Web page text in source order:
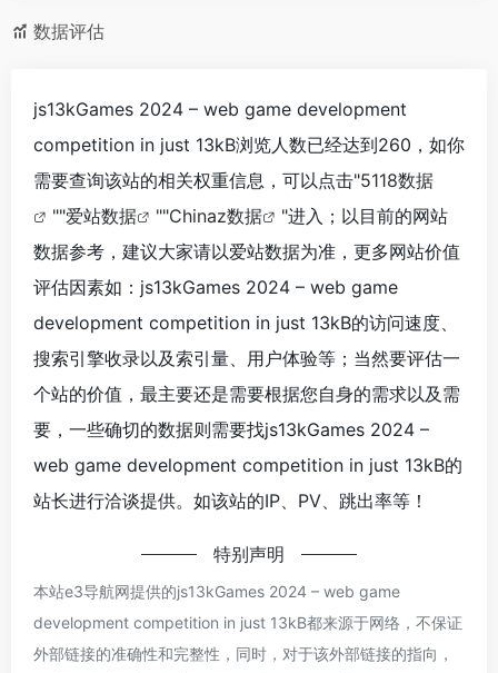
数据评估
js13kGames 2024 – web game development
competition in just 13kB浏览人数已经达到260，如你
需要查询该站的相关权重信息，可以点击"5118数据
""爱站数据 ""Chinaz数据
"进入；以目前的网站
数据参考，建议大家请以爱站数据为准，更多网站价值
评估因素如：js13kGames 2024 – web game
development competition in just 13kB的访问速度、
搜索引擎收录以及索引量、用户体验等；当然要评估一
个站的价值，最主要还是需要根据您自身的需求以及需
要，一些确切的数据则需要找js13kGames 2024 –
web game development competition in just 13kB的
站长进行洽谈提供。如该站的IP、PV、跳出率等！
特别声明
本站e3导航网提供的js13kGames 2024 – web game
development competition in just 13kB都来源于网络，不保证
外部链接的准确性和完整性，同时，对于该外部链接的指向，